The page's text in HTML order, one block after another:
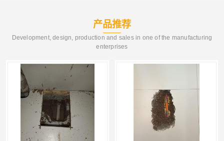
产品推荐
Development, design, production and sales in one of the manufacturing
enterprises